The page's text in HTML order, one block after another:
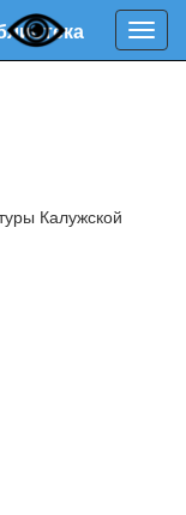
Калужской